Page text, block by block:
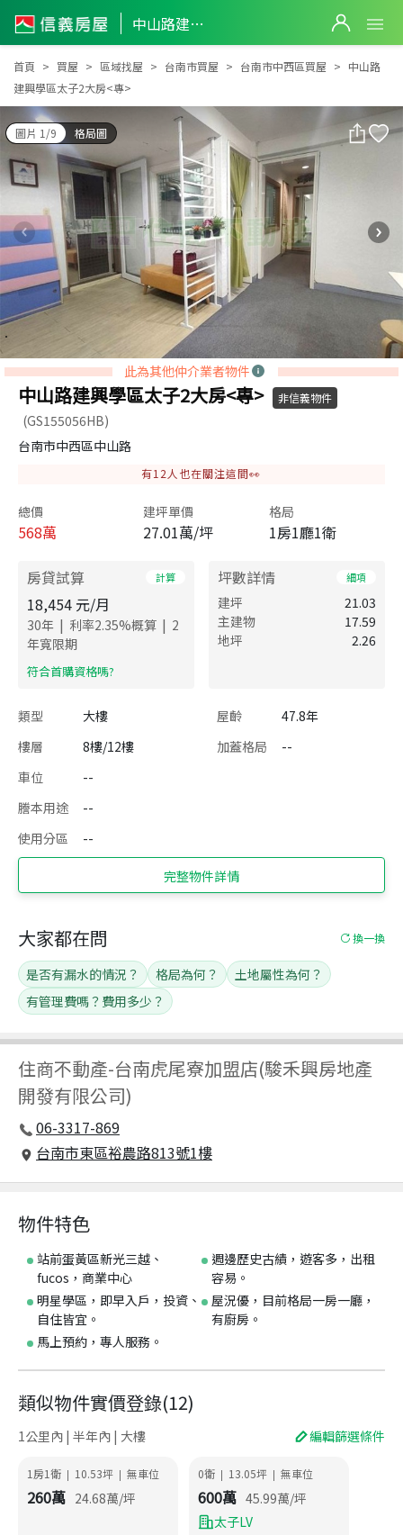
中山路建興學區太子2大房<專>
中山路建興學區太子2大房<專>
首頁 買屋 區域找屋 台南市買屋 台南市中西區買屋
中山路
建興學區太子2大房<專>
圖片 1/9 格局圖
此為其他仲介業者物件
中山路建興學區太子2大房<專> 非信義物件
(GS155056HB)
台南市中西區中山路
有12 人也在關注這間👀
總價
568萬
建坪單價
27.01萬/坪
格局
1房1廳1衛
房貸試算 計算
18,454 元/月
30年 | 利率2.35%概算 | 2
年寬限期
​符合首購資格嗎?
坪數詳情 細項
建坪
21.03
主建物
17.59
地坪
2.26
類型 大樓 屋齡
47.8年
樓層
8樓/12樓 加蓋格局
--
車位
--
謄本用途
--
使用分區
--
完整物件詳情
住商不動產-台南虎尾寮加盟店(駿禾興房地產
開發有限公司)
06-3317-869
台南市東區裕農路813號1樓
大家都在問 換一換
是否有漏水的情況？ 格局為何？
土地屬性為何？
有管理費嗎？費用多少？
物件特色
站前蛋黃區新光三越、
fucos，商業中心
週邊歷史古績，遊客多，出租
容易。
明星學區，即早入戶，投資、
自住皆宜。
屋況優，目前格局一房一廳，
有廚房。
馬上預約，專人服務。
類似物件實價登錄(12)
1公里內 | 半年內 | 大樓 編輯篩選條件
1房1衛 | 10.53坪 | 無車位
260萬 24.68萬/坪
0衛 | 13.05坪 | 無車位
600萬 45.99萬/坪
太子LV